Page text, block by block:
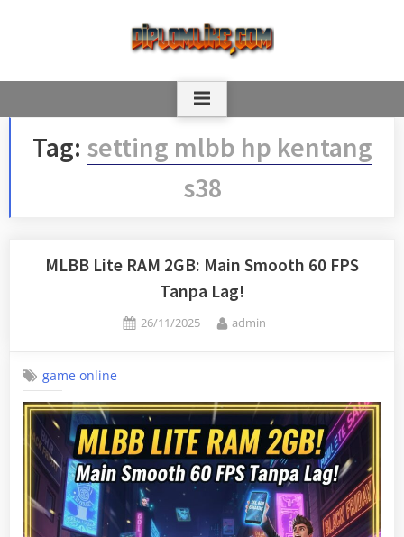
Tag: setting mlbb hp kentang
s38
MLBB Lite RAM 2GB: Main Smooth 60 FPS
Tanpa Lag!
Posted
26/11/2025 By
admin
game online